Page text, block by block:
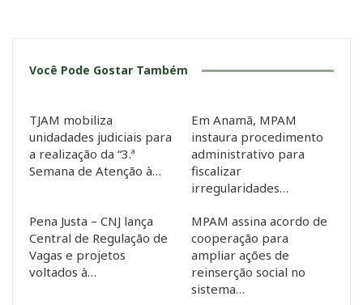
Você Pode Gostar Também
TJAM mobiliza
unidadades judiciais para
a realização da “3.ª
Semana de Atenção à…
Em Anamã, MPAM
instaura procedimento
administrativo para
fiscalizar
irregularidades…
Pena Justa – CNJ lança
Central de Regulação de
Vagas e projetos
voltados à…
MPAM assina acordo de
cooperação para
ampliar ações de
reinserção social no
sistema…